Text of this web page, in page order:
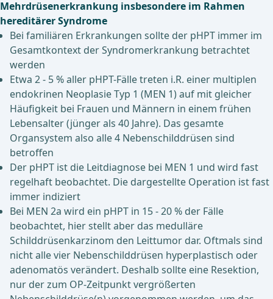
Mehrdrüsenerkrankung insbesondere im Rahmen
hereditärer Syndrome
Bei familiären Erkrankungen sollte der pHPT immer im
Gesamtkontext der Syndromerkrankung betrachtet
werden
Etwa 2 - 5 % aller pHPT-Fälle treten i.R. einer multiplen
endokrinen Neoplasie Typ 1 (MEN 1) auf mit gleicher
Häufigkeit bei Frauen und Männern in einem frühen
Lebensalter (jünger als 40 Jahre). Das gesamte
Organsystem also alle 4 Nebenschilddrüsen sind
betroffen
Der pHPT ist die Leitdiagnose bei MEN 1 und wird fast
regelhaft beobachtet. Die dargestellte Operation ist fast
immer indiziert
Bei MEN 2a wird ein pHPT in 15 - 20 % der Fälle
beobachtet, hier stellt aber das medulläre
Schilddrüsenkarzinom den Leittumor dar. Oftmals sind
nicht alle vier Nebenschilddrüsen hyperplastisch oder
adenomatös verändert. Deshalb sollte eine Resektion,
nur der zum OP-Zeitpunkt vergrößerten